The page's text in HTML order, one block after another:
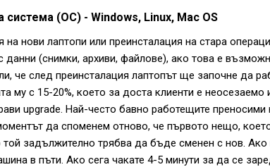
система (ОС) - Windows, Linux, Mac OS
нови лаптопи или преинсталация на стара
данни (снимки, архиви, файлове), ако това е
че след преинсталация лаптопът ще започне да
му с 15-20%, което за доста клиенти е
upgrade. Най-често бавно работещите
да споменем отново, че първото нещо,
задължително трябва да бъде сменен с нов. Ако
в пъти. Ако сега чакате 4-5 минути за да се